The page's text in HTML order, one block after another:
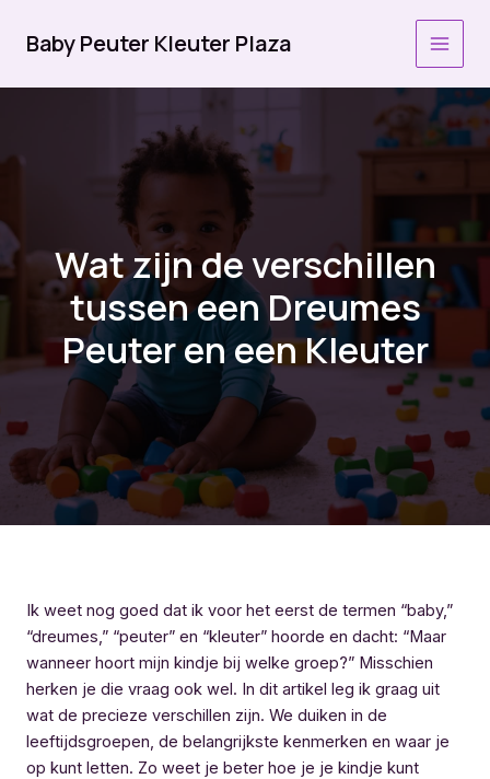
naar
inhoud
Baby Peuter Kleuter Plaza
Wat zijn de verschillen
tussen een Dreumes
Peuter en een Kleuter
Ik weet nog goed dat ik voor het eerst de termen “baby,”
“dreumes,” “peuter” en “kleuter” hoorde en dacht: “Maar
wanneer hoort mijn kindje bij welke groep?” Misschien
herken je die vraag ook wel. In dit artikel leg ik graag uit
wat de precieze verschillen zijn. We duiken in de
leeftijdsgroepen, de belangrijkste kenmerken en waar je
op kunt letten. Zo weet je beter hoe je je kindje kunt